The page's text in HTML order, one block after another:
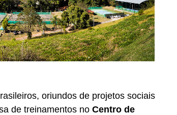
oriundos de projetos sociais
de treinamentos no Centro de